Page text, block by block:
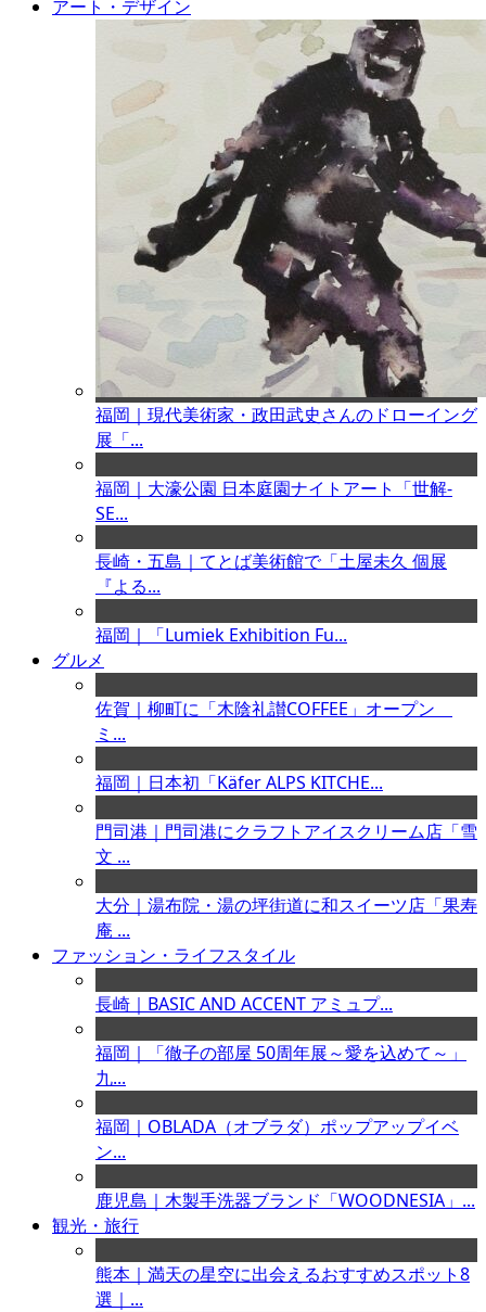
アート・デザイン
福岡｜現代美術家・政田武史さんのドローイング
展「...
福岡｜大濠公園 日本庭園ナイトアート「世解-
SE...
長崎・五島｜てとば美術館で「土屋未久 個展
『よる...
福岡｜「Lumiek Exhibition Fu...
グルメ
佐賀｜柳町に「木陰礼讃COFFEE」オープン
ミ...
福岡｜日本初「Käfer ALPS KITCHE...
門司港｜門司港にクラフトアイスクリーム店「雪
文 ...
大分｜湯布院・湯の坪街道に和スイーツ店「果寿
庵 ...
ファッション・ライフスタイル
長崎｜BASIC AND ACCENT アミュプ...
福岡｜「徹子の部屋 50周年展～愛を込めて～」
九...
福岡｜OBLADA（オブラダ）ポップアップイベ
ン...
鹿児島｜木製手洗器ブランド「WOODNESIA」...
観光・旅行
熊本｜満天の星空に出会えるおすすめスポット8
選｜...